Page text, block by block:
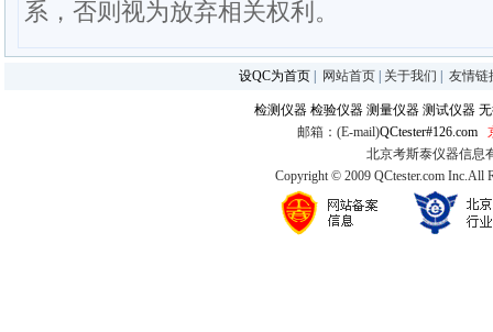
系，否则视为放弃相关权利。
设QC为首页 网站首页 关于我们 友情链
检测仪器 检验仪器 测量仪器 测试仪器
邮箱：(E-mail)QCtester#126.com
北京考斯泰仪器信息
Copyright © 2009 QCtester.com Inc.All